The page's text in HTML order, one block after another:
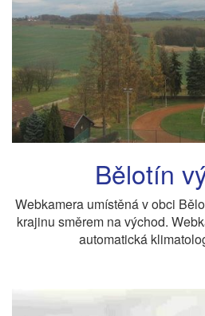
Bělotín
Webkamera umístěná v obci
krajinu směrem na východ.
automatická